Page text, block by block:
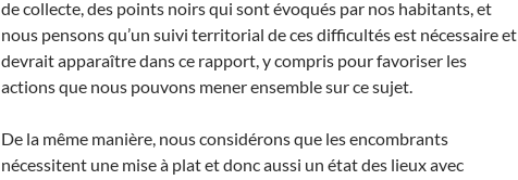
de collecte, des points noirs qui sont évoqués par nos habitants, et
nous pensons qu’un suivi territorial de ces difficultés est nécessaire et
devrait apparaître dans ce rapport, y compris pour favoriser les
actions que nous pouvons mener ensemble sur ce sujet.
De la même manière, nous considérons que les encombrants
nécessitent une mise à plat et donc aussi un état des lieux avec